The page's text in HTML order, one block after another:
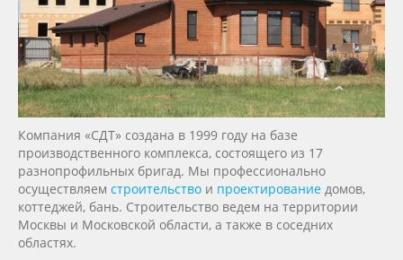
Компания «СДТ» создана в 1999 году на базе
производственного комплекса, состоящего из 17
разнопрофильных бригад. Мы профессионально
осуществляем строительство и проектирование домов,
коттеджей, бань. Строительство ведем на территории
Москвы и Московской области, а также в соседних
областях.